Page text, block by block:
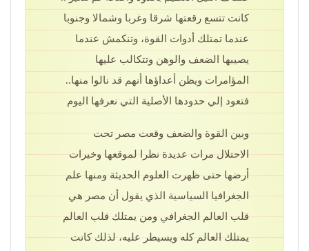
كانت تتسع رقعتها شرقا وغربا وشمالا وجنوبا
عندما تمتلك أدوات القوة، وتنكمش عندما
يصيبها الضعف والوهن وتتكالب عليها
المؤامرات ويظن أعداؤها أنهم قد نالوا منها..
فتعود إلي حدودها الأصلية التي نعرفها اليوم
وبين القوة والضعف وقعت مصر تحت
الاحتلال مرات عديدة نظرا لموقعها وخيرات
أرضها حتى ظهرت العلوم الحديثة ومنها علم
الجغرافيا السياسية الذي يقول أن مصر هي
قلب العالم الجغرافي ومن يمتلك قلب العالم
يمتلك العالم كله ويسيطر عليه، لذلك كانت